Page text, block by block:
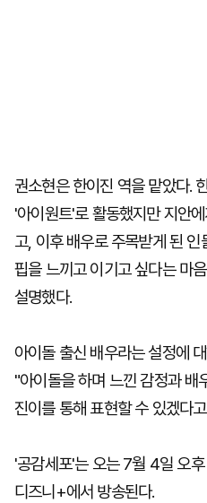
권소현은 한이진 역을 맡았다.
'아이원트'로 활동했지만 지안
고, 이후 배우로 주목받게 된
핍을 느끼고 이기고 싶다는 마
설명했다.
아이돌 출신 배우라는 설정에
"아이돌을 하며 느낀 감정과 배
진이를 통해 표현할 수 있겠다
'공감세포'는 오는 7월 4일 오
디즈니+에서 방송된다.